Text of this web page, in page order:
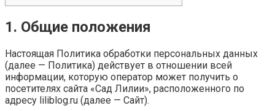
1. Общие положения
Настоящая Политика обработки персональных данных
(далее — Политика) действует в отношении всей
информации, которую оператор может получить о
посетителях сайта «Сад Лилии», расположенного по
адресу liliblog.ru (далее — Сайт).